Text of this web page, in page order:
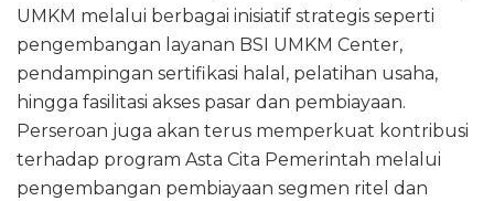
UMKM melalui berbagai inisiatif strategis seperti
pengembangan layanan BSI UMKM Center,
pendampingan sertifikasi halal, pelatihan usaha,
hingga fasilitasi akses pasar dan pembiayaan.
Perseroan juga akan terus memperkuat kontribusi
terhadap program Asta Cita Pemerintah melalui
pengembangan pembiayaan segmen ritel dan